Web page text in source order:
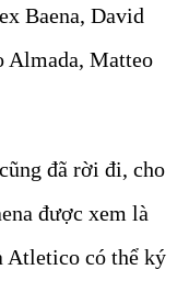
Baena, David
Almada, Matteo
đã rời đi, cho
được xem là
Atletico có thể ký